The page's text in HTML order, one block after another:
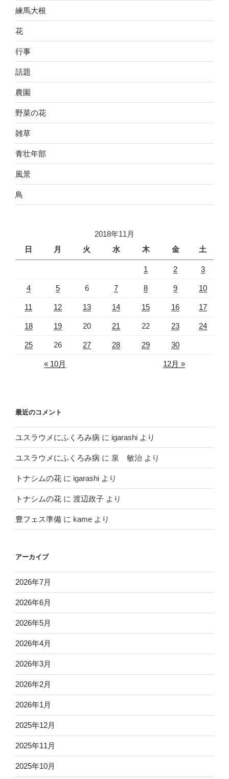
練馬大根
花
行事
話題
農園
野菜の花
雑草
青壮年部
風景
鳥
2018年11月
日
月 火 水 木 金 土
1 2 3
4 5 6 7 8 9 10
11 12 13 14 15 16 17
18 19 20 21 22 23 24
25 26 27 28 29 30
« 10月 12月 »
最近のコメント
ユスラウメにふくろみ病 に igarashi より
ユスラウメにふくろみ病 に 泉 敏治 より
トナシムの花 に igarashi より
トナシムの花 に 渡辺政子 より
豊フェス準備 に kame より
アーカイブ
2026年7月
2026年6月
2026年5月
2026年4月
2026年3月
2026年2月
2026年1月
2025年12月
2025年11月
2025年10月